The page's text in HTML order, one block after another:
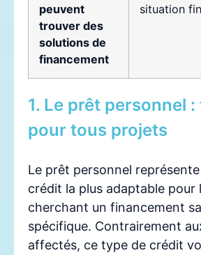
peuvent
trouver des
solutions de
financement
situation
1. Le prêt personnel
pour tous projets
Le prêt personnel représente
crédit la plus adaptable pour
cherchant un financement
spécifique. Contrairement
affectés, ce type de crédit